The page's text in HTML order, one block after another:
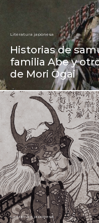
Literatura japonesa
Historias de
familia Abe y
de Mori Ōgai
Literatura japonesa